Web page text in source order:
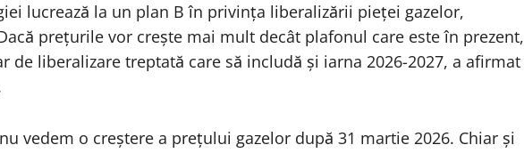
lucrează la un plan B în privința liberalizării pieței gazelor,
prețurile vor crește mai mult decât plafonul care este în prezent,
de liberalizare treptată care să includă și iarna 2026-2027, a afirmat
vedem o creștere a prețului gazelor după 31 martie 2026. Chiar și